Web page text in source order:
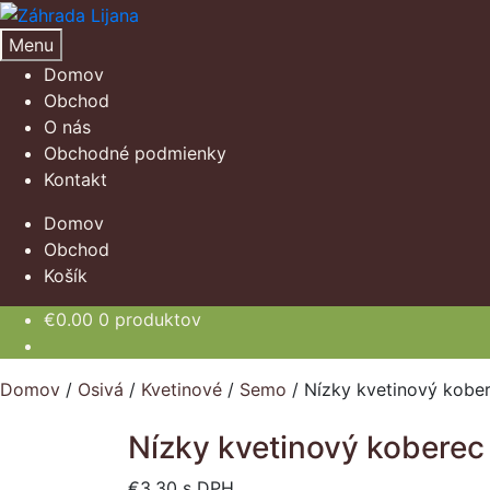
Preskočiť
na
navigáciu
Preskočiť
na
obsah
Menu
Domov
Obchod
O nás
Obchodné podmienky
Kontakt
Domov
Obchod
Košík
€0.00 0 produktov
Domov / Osivá / Kvetinové / Semo / Nízky kvetinový
Nízky kvetinový koberec